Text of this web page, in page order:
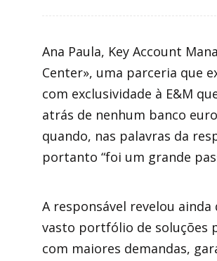
Ana Paula, Key Account
Center», uma parceria que
com exclusividade à E&M
atrás de nenhum banco
quando, nas palavras da
portanto “foi um grande
A responsável revelou ainda
vasto portfólio de soluções
com maiores demandas,